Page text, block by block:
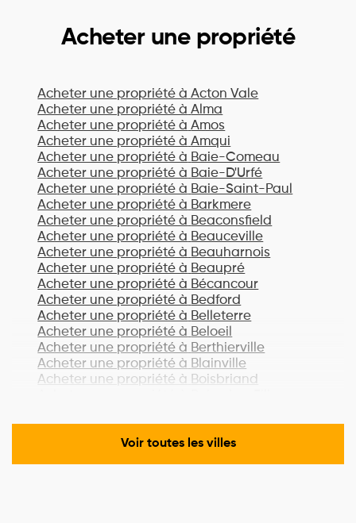
Acheter une propriété
Acheter une propriété à Acton Vale
Acheter une propriété à Alma
Acheter une propriété à Amos
Acheter une propriété à Amqui
Acheter une propriété à Baie-Comeau
Acheter une propriété à Baie-D'Urfé
Acheter une propriété à Baie-Saint-Paul
Acheter une propriété à Barkmere
Acheter une propriété à Beaconsfield
Acheter une propriété à Beauceville
Acheter une propriété à Beauharnois
Acheter une propriété à Beaupré
Acheter une propriété à Bécancour
Acheter une propriété à Bedford
Acheter une propriété à Belleterre
Acheter une propriété à Beloeil
Acheter une propriété à Berthierville
Acheter une propriété à Blainville
Acheter une propriété à Boisbriand
Acheter une propriété à Boucherville
Acheter une propriété à Lac-Brome
Voir toutes les villes